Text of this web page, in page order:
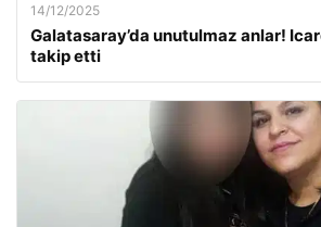
14/12/2025
Galatasaray’da unutulmaz anlar!
takip etti